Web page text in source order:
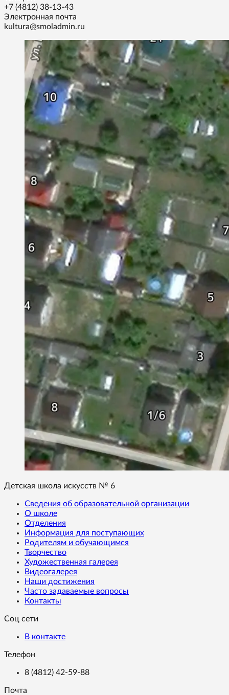
+7 (4812) 38-13-43
Электронная почта
kultura@smoladmin.ru
Детская школа искусств № 6
Сведения об образовательной организации
О школе
Отделения
Информация для поступающих
Родителям и обучающимся
Творчество
Художественная галерея
Видеогалерея
Наши достижения
Часто задаваемые вопросы
Контакты
Соц сети
В контакте
Телефон
8 (4812) 42-59-88
Почта